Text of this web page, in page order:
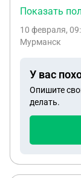
ситуации.
курением
туалете).
меня
начала
своей
что бы я
Показать
10 февраля,
Мурманск
У вас
Опишите
делать.